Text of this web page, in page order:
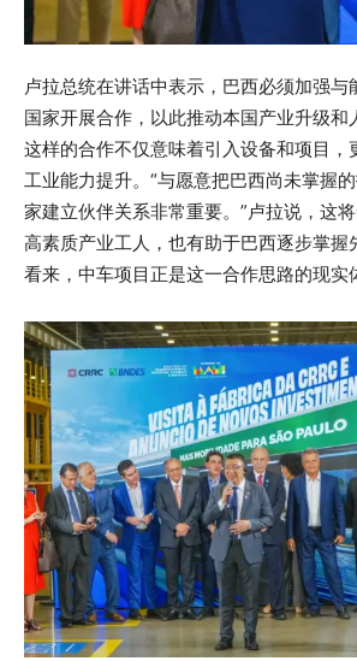
卢拉总统在讲话中表示，巴西必须加强与
国家开展合作，以此推动本国产业升级和
这样的合作不仅意味着引入设备和项目，
工业能力提升。“与愿意把巴西尚未掌握
家建立伙伴关系非常重要。”卢拉说，这
高素质产业工人，也有助于巴西逐步掌握
看来，中车项目正是这一合作思路的现实